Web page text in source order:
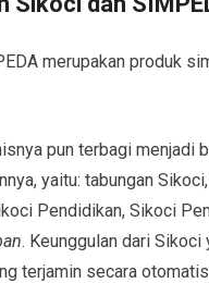
merupakan produk
pun terbagi menjadi
yaitu: tabungan
Pendidikan, Sikoci
. Keunggulan dari Sikoci
terjamin secara